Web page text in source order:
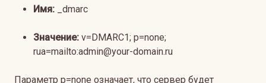
Имя: _dmarc
Значение: v=DMARC1; p=none;
rua=mailto:admin@your-domain.ru
Параметр p=none означает, что сервер будет